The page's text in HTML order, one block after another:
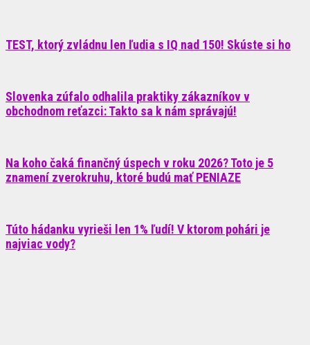
TEST, ktorý zvládnu len ľudia s IQ nad 150! Skúste si ho
Slovenka zúfalo odhalila praktiky zákazníkov v
obchodnom reťazci: Takto sa k nám správajú!
Na koho čaká finančný úspech v roku 2026? Toto je 5
znamení zverokruhu, ktoré budú mať PENIAZE
Túto hádanku vyrieši len 1% ľudí! V ktorom pohári je
najviac vody?